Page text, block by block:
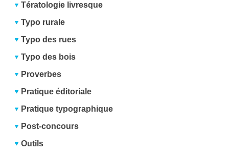
Tératologie livresque
Typo rurale
Typo des rues
Typo des bois
Proverbes
Pratique éditoriale
Pratique typographique
Post-concours
Outils